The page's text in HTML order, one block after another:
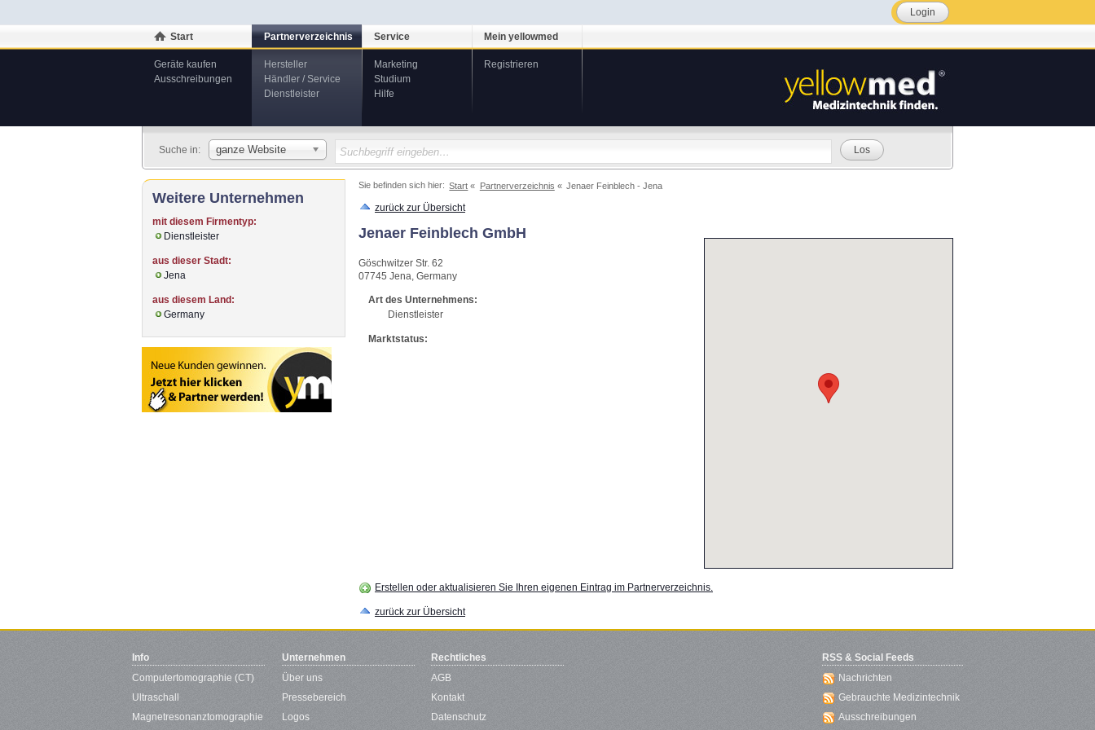
Login
Start
Geräte kaufen
Ausschreibungen
Partnerverzeichnis
Hersteller
Händler / Service
Dienstleister
Service
Marketing
Studium
Hilfe
Mein yellowmed
Registrieren
Suche in: ganze Website Los
Sie befinden sich hier: Start Partnerverzeichnis Jenaer Feinblech - Jena
zurück zur Übersicht
Jenaer Feinblech GmbH
Göschwitzer Str. 62
07745 Jena, Germany
Art des Unternehmens:
Dienstleister
Marktstatus:
Erstellen oder aktualisieren Sie Ihren eigenen Eintrag im Partnerverzeichnis.
zurück zur Übersicht
Weitere Unternehmen
mit diesem Firmentyp:
Dienstleister
aus dieser Stadt:
Jena
aus diesem Land:
Germany
Info
Computertomographie (CT)
Ultraschall
Magnetresonanztomographie
Unternehmen
Über uns
Pressebereich
Logos
Rechtliches
AGB
Kontakt
Datenschutz
RSS & Social Feeds
Nachrichten
Gebrauchte Medizintechnik
Ausschreibungen